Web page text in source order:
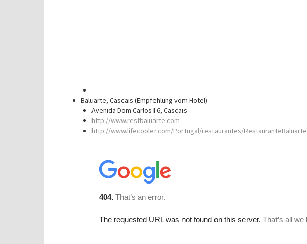
Baluarte, Cascais (Empfehlung vom Hotel)
Avenida Dom Carlos I 6, Cascais
http://www.restbaluarte.com
http://www.lifecooler.com/Portugal/restaurantes/RestauranteBaluarte